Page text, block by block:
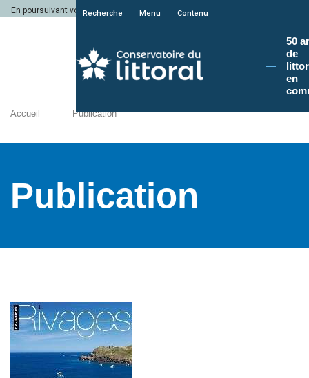
En poursuivant votre navigation sur le site du Conservatoire du littoral, vous
Recherche Menu Contenu
50
de
en
Accueil Publication
Publication